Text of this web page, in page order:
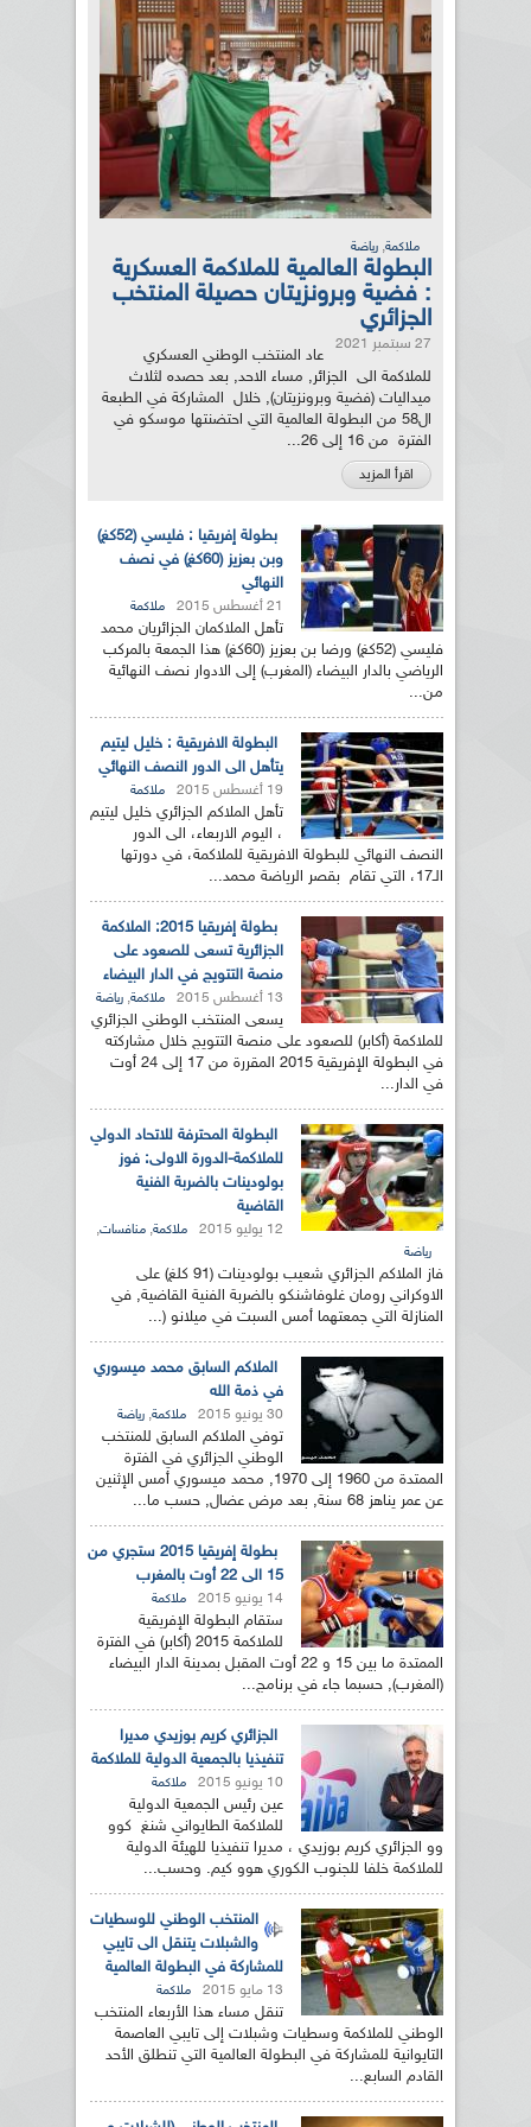
ملاكمة, رياضة
البطولة العالمية للملاكمة العسكرية
: فضية وبرونزيتان حصيلة المنتخب
الجزائري
27 سبتمبر 2021
عاد المنتخب الوطني العسكري
للملاكمة الى الجزائر, مساء الاحد, بعد حصده لثلاث
ميداليات (فضية وبرونزيتان), خلال المشاركة في الطبعة
ال58 من البطولة العالمية التي احتضنتها موسكو في
الفترة من 16 إلى 26...
اقرأ المزيد
بطولة إفريقيا : فليسي (52كغ)
وبن بعزيز (60كغ) في نصف
النهائي
21 أغسطس 2015 ملاكمة
تأهل الملاكمان الجزائريان محمد
فليسي (52كغ) ورضا بن بعزيز (60كغ) هذا الجمعة بالمركب
الرياضي بالدار البيضاء (المغرب) إلى الادوار نصف النهائية
من...
البطولة الافريقية : خليل ليتيم
يتأهل الى الدور النصف النهائي
19 أغسطس 2015 ملاكمة
تأهل الملاكم الجزائري خليل ليتيم
، اليوم الاربعاء، الى الدور
النصف النهائي للبطولة الافريقية للملاكمة، في دورتها
الـ17، التي تقام بقصر الرياضة محمد...
بطولة إفريقيا 2015: الملاكمة
الجزائرية تسعى للصعود على
منصة التتويج في الدار البيضاء
13 أغسطس 2015 ملاكمة, رياضة
يسعى المنتخب الوطني الجزائري
للملاكمة (أكابر) للصعود على منصة التتويج خلال مشاركته
في البطولة الإفريقية 2015 المقررة من 17 إلى 24 أوت
في الدار...
البطولة المحترفة للاتحاد الدولي
للملاكمة-الدورة الاولى: فوز
بولودينات بالضربة الفنية
القاضية
12 يوليو 2015 ملاكمة, منافسات,
رياضة
فاز الملاكم الجزائري شعيب بولودينات (91 كلغ) على
الاوكراني رومان غلوفاشنكو بالضربة الفنية القاضية, في
المنازلة التي جمعتهما أمس السبت في ميلانو (...
الملاكم السابق محمد ميسوري
في ذمة الله
30 يونيو 2015 ملاكمة, رياضة
توفي الملاكم السابق للمنتخب
الوطني الجزائري في الفترة
الممتدة من 1960 إلى 1970, محمد ميسوري أمس الإثنين
عن عمر يناهز 68 سنة, بعد مرض عضال, حسب ما...
بطولة إفريقيا 2015 ستجري من
15 الى 22 أوت بالمغرب
14 يونيو 2015 ملاكمة
ستقام البطولة الإفريقية
للملاكمة 2015 (أكابر) في الفترة
الممتدة ما بين 15 و 22 أوت المقبل بمدينة الدار البيضاء
(المغرب), حسبما جاء في برنامج...
الجزائري كريم بوزيدي مديرا
تنفيذيا بالجمعية الدولية للملاكمة
10 يونيو 2015 ملاكمة
عين رئيس الجمعية الدولية
للملاكمة الطايواني شنغ كوو
وو الجزائري كريم بوزيدي ، مديرا تنفيذيا للهيئة الدولية
للملاكمة خلفا للجنوب الكوري هوو كيم. وحسب...
المنتخب الوطني للوسطيات
والشبلات يتنقل الى تايبي
للمشاركة في البطولة العالمية
13 مايو 2015 ملاكمة
تنقل مساء هذا الأربعاء المنتخب
الوطني للملاكمة وسطيات وشبلات إلى تايبي العاصمة
التايوانية للمشاركة في البطولة العالمية التي تنطلق الأحد
القادم السابع...